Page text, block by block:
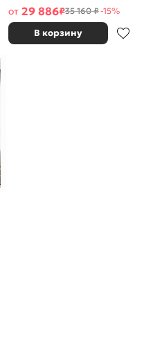
от 29 886₽35 160 ₽-15%
В корзину